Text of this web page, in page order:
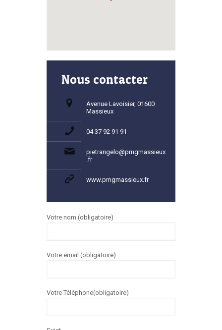
Nous contacter
Avenue Lavoisier, 01600
Massieux
04 37 92 91 91
pietrangelo@pmgmassieux
.fr
www.pmgmassieux.fr
Votre nom (obligatoire)
Votre email (obligatoire)
Votre Téléphone(obligatoire)